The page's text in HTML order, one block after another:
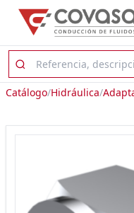
Catálogo/Hidráulica/